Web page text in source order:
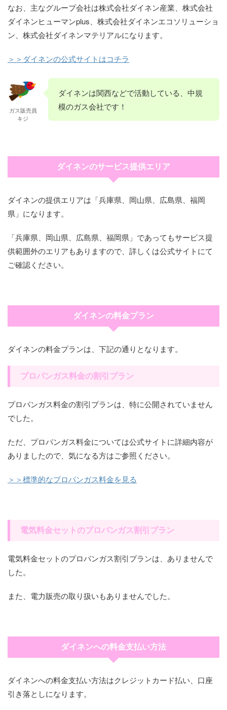
なお、主なグループ会社は株式会社ダイネン産業、株式会社
ダイネンヒューマンplus、株式会社ダイネンエコソリューショ
ン、株式会社ダイネンマテリアルになります。
＞＞ダイネンの公式サイトはコチラ
ガス販売員
キジ
ダイネンは関西などで活動している、中規
模のガス会社です！
ダイネンのサービス提供エリア
ダイネンの提供エリアは「兵庫県、岡山県、広島県、福岡
県」になります。
「兵庫県、岡山県、広島県、福岡県」であってもサービス提
供範囲外のエリアもありますので、詳しくは公式サイトにて
ご確認ください。
ダイネンの料金プラン
ダイネンの料金プランは、下記の通りとなります。
プロパンガス料金の割引プラン
プロパンガス料金の割引プランは、特に公開されていません
でした。
ただ、プロパンガス料金については公式サイトに詳細内容が
ありましたので、気になる方はご参照ください。
＞＞標準的なプロパンガス料金を見る
電気料金セットのプロパンガス割引プラン
電気料金セットのプロパンガス割引プランは、ありませんで
した。
また、電力販売の取り扱いもありませんでした。
ダイネンへの料金支払い方法
ダイネンへの料金支払い方法はクレジットカード払い、口座
引き落としになります。